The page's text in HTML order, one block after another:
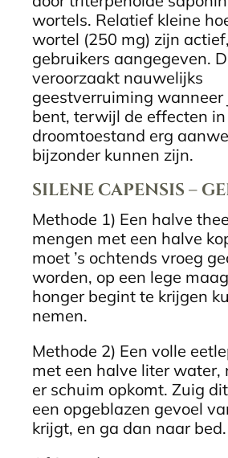
wortels. Relatief kleine
wortel (250 mg) zijn
gebruikers aangegeven.
veroorzaakt nauwelijks
geestverruiming wanneer
bent, terwijl de effecten in
droomtoestand erg
bijzonder kunnen zijn.
SILENE CAPENSIS –
Methode 1) Een halve
mengen met een halve
moet ’s ochtends vroeg
worden, op een lege
honger begint te krijgen
nemen.
Methode 2) Een volle
met een halve liter
er schuim opkomt. Zuig
een opgeblazen gevoel
krijgt, en ga dan naar bed.